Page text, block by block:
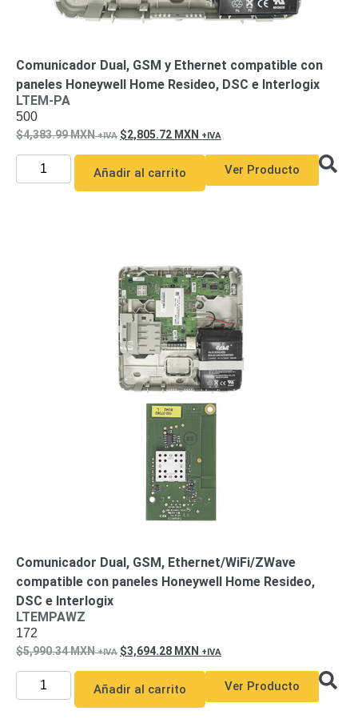
Mobiliario
AccesoriosMobiliario
ApoyoPantallas
/
Monitores
Protección
Contra
Descargas
Corriente
Almacenamiento
Discos
Memorias
Unidades
VMS y
Analíticas
EPCOM
CloudHIKVISION
Videograbadoras
Dash
Cams y
Cams
Comunicador Dual, GSM y Ethernet compatible con
paneles Honeywell Home Resideo, DSC e Interlogix
LTEM-PA
500
4,383.99MXN 2,805.72 MXN
Añadir al carrito Ver Producto
Comunicador Dual, GSM, Ethernet/WiFi/ZWave
compatible con paneles Honeywell Home Resideo,
DSC e Interlogix
LTEMPAWZ
172
5,990.34MXN 3,694.28 MXN
Añadir al carrito Ver Producto